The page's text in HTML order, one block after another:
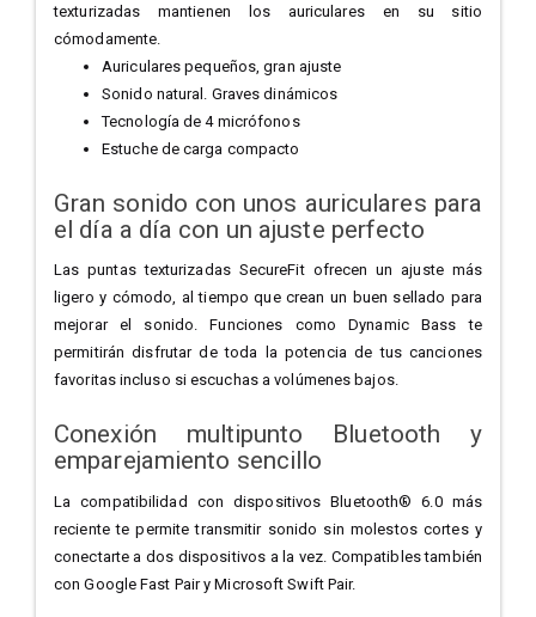
texturizadas mantienen los auriculares en su sitio
cómodamente.
Auriculares pequeños, gran ajuste
Sonido natural. Graves dinámicos
Tecnología de 4 micrófonos
Estuche de carga compacto
Gran sonido con unos auriculares para
el día a día con un ajuste perfecto
Las puntas texturizadas SecureFit ofrecen un ajuste más
ligero y cómodo, al tiempo que crean un buen sellado para
mejorar el sonido. Funciones como Dynamic Bass te
permitirán disfrutar de toda la potencia de tus canciones
favoritas incluso si escuchas a volúmenes bajos.
Conexión multipunto Bluetooth y
emparejamiento sencillo
La compatibilidad con dispositivos Bluetooth® 6.0 más
reciente te permite transmitir sonido sin molestos cortes y
conectarte a dos dispositivos a la vez. Compatibles también
con Google Fast Pair y Microsoft Swift Pair.